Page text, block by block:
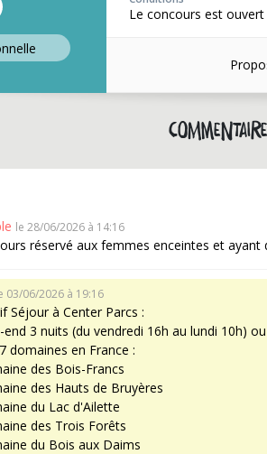
nnelle
Le concours est
le 28/06/2026 à 14:16
réservé aux femmes enceintes et ayant
03/06/2026 à 19:16
Séjour à Center Parcs :
end 3 nuits (du vendredi 16h au lundi 10h)
domaines en France :
des Bois-Francs
des Hauts de Bruyères
du Lac d'Ailette
des Trois Forêts
du Bois aux Daims